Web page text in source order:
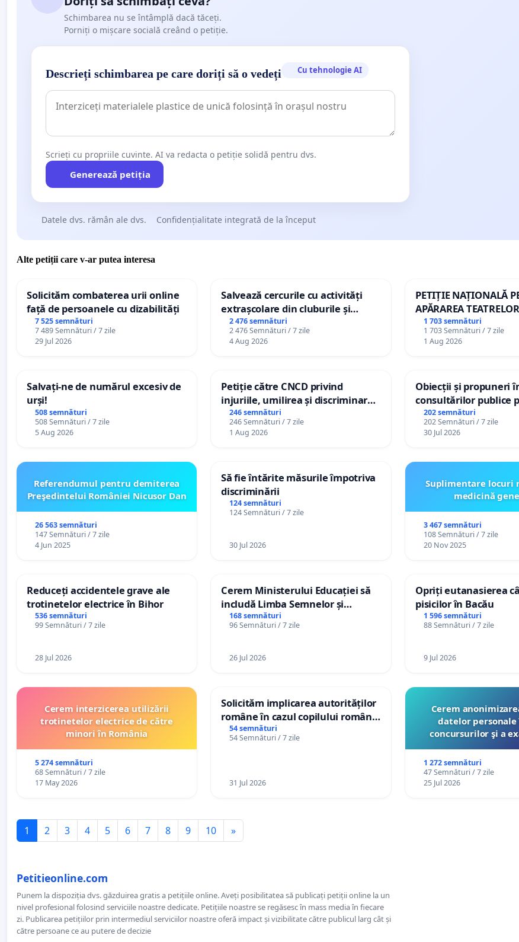
Schimbarea nu se întâmplă dacă tăceți.
Porniți o mișcare socială creând o petiție.
Descrieți schimbarea pe care doriți să o vedeți Cu tehnologie AI
Scrieți cu propriile cuvinte. AI va redacta o petiție solidă pentru dvs.
Generează petiția
Datele dvs. rămân ale dvs. Confidențialitate integrată de la început
Alte petiții care v-ar putea interesa
Solicităm combaterea urii online
față de persoanele cu dizabilități
7 525 semnături
7 489 Semnături / 7 zile
29 Jul 2026
Salvează cercurile cu activități
extrașcolare din cluburile și
palatele copiilor
2 476 semnături
2 476 Semnături / 7 zile
4 Aug 2026
PETIȚIE NAȚIONALĂ
APĂRAREA
DE REPERTORIU DIN
1 703 semnături
1 703 Semnături / 7 zile
1 Aug 2026
Salvați-ne de numărul excesiv de
urși!
508 semnături
508 Semnături / 7 zile
5 Aug 2026
Petiție către CNCD privind
injuriile, umilirea și discriminarea
persoanelor cu dizabilități de
către utilizatorul TikTok „Gorici”
246 semnături
246 Semnături / 7 zile
1 Aug 2026
Obiecții și propuneri
consultărilor publice
Plan Urbanistic
Ialoveni
202 semnături
202 Semnături / 7 zile
30 Jul 2026
Referendumul pentru demiterea
Preşedintelui României Nicusor Dan
26 563 semnături
147 Semnături / 7 zile
4 Jun 2025
Să fie întărite măsurile împotriva
discriminării
124 semnături
124 Semnături / 7 zile
30 Jul 2026
Suplimentare locuri
medicină
3 467 semnături
108 Semnături / 7 zile
20 Nov 2025
Reduceți accidentele grave ale
trotinetelor electrice în Bihor
536 semnături
99 Semnături / 7 zile
28 Jul 2026
Cerem Ministerului Educației să
includă Limba Semnelor și
alfabetul Braille în școlile din
Republica Moldova!
168 semnături
96 Semnături / 7 zile
26 Jul 2026
Opriți eutanasierea
pisicilor în Bacău
1 596 semnături
88 Semnături / 7 zile
9 Jul 2026
Cerem interzicerea utilizării
trotinetelor electrice de către
minori în România
5 274 semnături
68 Semnături / 7 zile
17 May 2026
Solicităm implicarea autorităților
române în cazul copilului român
Wiliam Kristian Gheorghe, aflat în
plasament în Danemarca de 12
54 semnături
54 Semnături / 7 zile
31 Jul 2026
Cerem
datelor personale
concursurilor şi a
către Ministerul
1 272 semnături
47 Semnături / 7 zile
25 Jul 2026
1 2 3 4 5 6 7 8 9 10 »
Petitieonline.com
Punem la dispoziția dvs. găzduirea gratis a petițiile online. Aveți posibilitatea să publicați petiții online la un
nivel profesional folosind serviciile noastre dedicate. Petițiile noastre se regăsesc în mass media în fiecare
zi. Publicarea petițiilor prin intermediul serviciilor noastre oferă impact și vizibilitate către publicul larg cât și
către persoane ce au putere de decizie